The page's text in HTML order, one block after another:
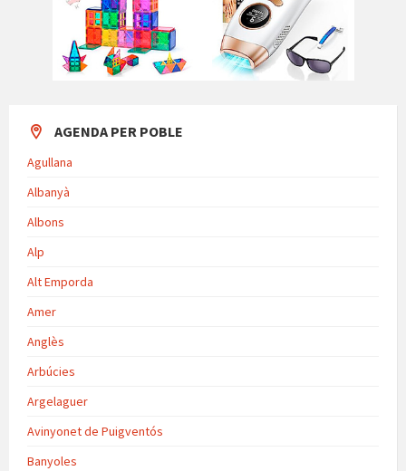
AGENDA PER POBLE
Agullana
Albanyà
Albons
Alp
Alt Emporda
Amer
Anglès
Arbúcies
Argelaguer
Avinyonet de Puigventós
Banyoles